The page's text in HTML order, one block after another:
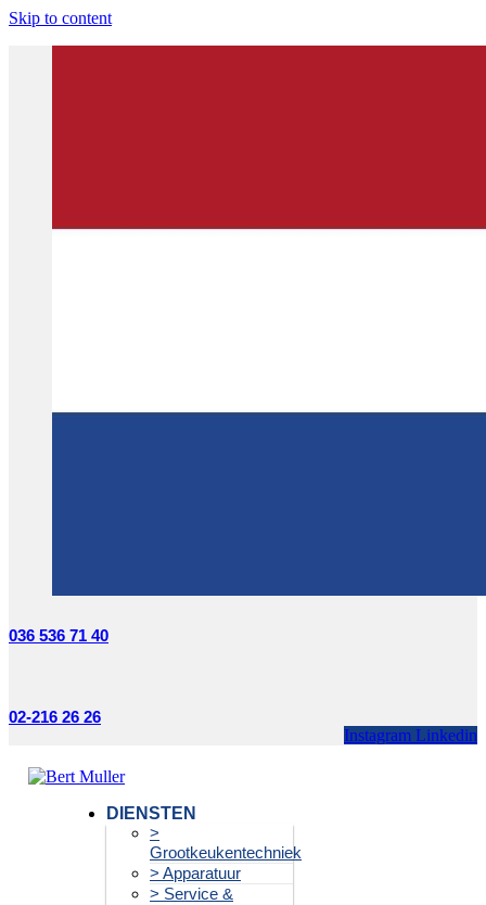
Skip to content
036 536 71 40
02-216 26 26
Instagram Linkedin
DIENSTEN
>
Grootkeukentechniek
> Apparatuur
> Service &